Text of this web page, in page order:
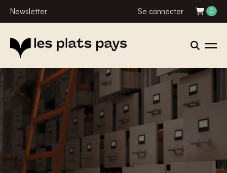
Newsletter Se connecter 0